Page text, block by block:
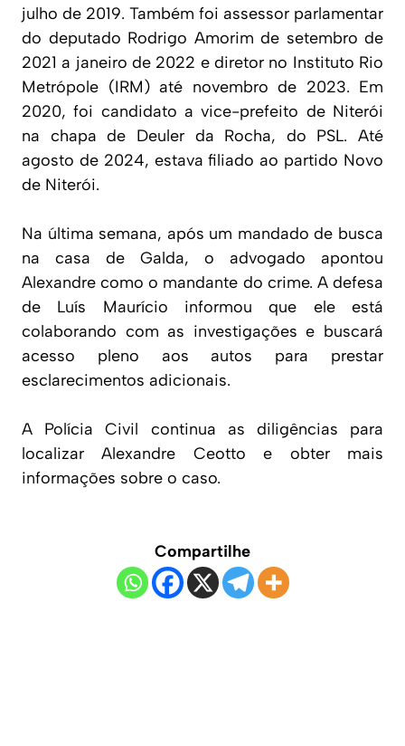
julho de 2019. Também foi assessor parlamentar
do deputado Rodrigo Amorim de setembro de
2021 a janeiro de 2022 e diretor no Instituto Rio
Metrópole (IRM) até novembro de 2023. Em
2020, foi candidato a vice-prefeito de Niterói
na chapa de Deuler da Rocha, do PSL. Até
agosto de 2024, estava filiado ao partido Novo
de Niterói.
Na última semana, após um mandado de busca
na casa de Galda, o advogado apontou
Alexandre como o mandante do crime. A defesa
de Luís Maurício informou que ele está
colaborando com as investigações e buscará
acesso pleno aos autos para prestar
esclarecimentos adicionais.
A Polícia Civil continua as diligências para
localizar Alexandre Ceotto e obter mais
informações sobre o caso.
Compartilhe